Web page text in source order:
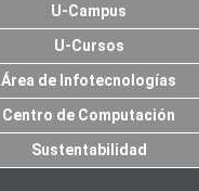
U-Campus
U-Cursos
Área de Infotecnologías
Centro de Computación
Sustentabilidad